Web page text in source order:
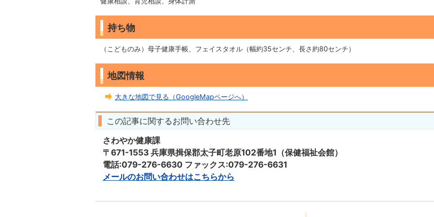
持ち物
（こどものみ）母子健康手帳、フェイスタオル（幅約35センチ、長さ約80センチ）
地図情報
大きな地図で見る（GoogleMapページへ）
この記事に関するお問い合わせ先
さわやか健康課
〒671-1553 兵庫県揖保郡太子町老原102番地1（保健福祉会館）
電話:079-276-6630 ファックス:079-276-6631
​​​​​​​メールのお問い合わせはこちらから